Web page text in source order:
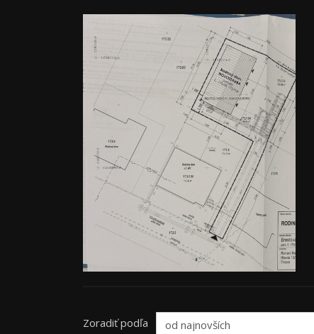
Zoradiť podľa